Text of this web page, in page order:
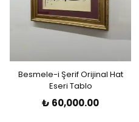
Besmele-i Şerif Orijinal Hat
Eseri Tablo
₺ 60,000.00